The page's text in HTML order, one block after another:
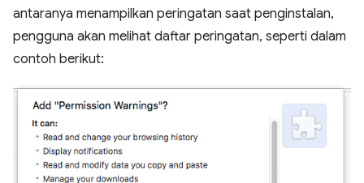
antaranya menampilkan peringatan saat penginstalan,
pengguna akan melihat daftar peringatan, seperti dalam
contoh berikut: